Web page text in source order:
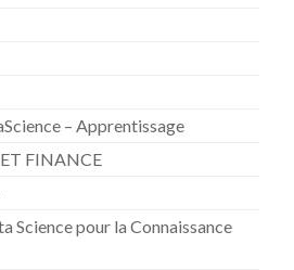
– Apprentissage
FINANCE
Science pour la Connaissance